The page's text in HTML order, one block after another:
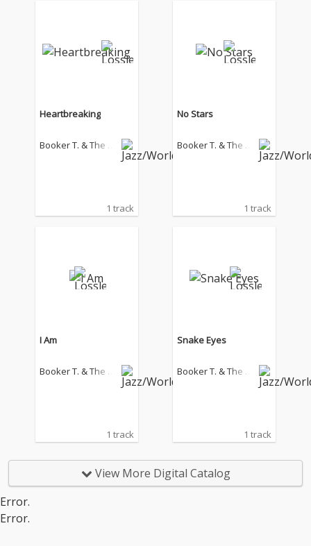
Heartbreaking
Booker T. & The M
1 track
No Stars
Booker T. & The M
1 track
I Am
Booker T. & The M
1 track
Snake Eyes
Booker T. & The M
1 track
View More Digital Catalog
Error.
Error.